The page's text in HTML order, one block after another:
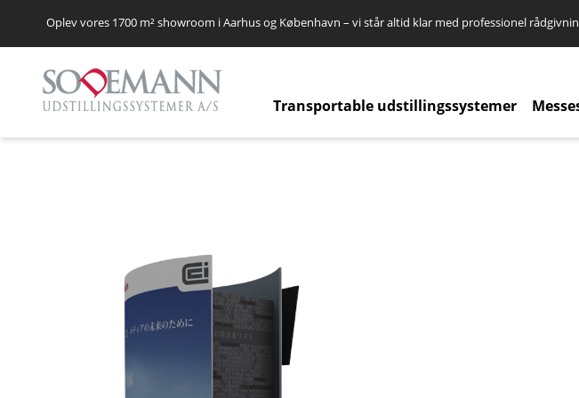
Oplev vores 1700 m² showroom i Aarhus og København – vi står altid klar med professionel
Transportable udstillingssystemer